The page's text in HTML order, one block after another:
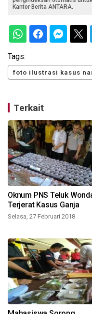
Kantor Berita ANTARA.
Tags:
foto ilustrasi kasus
Terkait
Oknum PNS Teluk
Terjerat Kasus Ganja
Selasa, 27 Februari 2018